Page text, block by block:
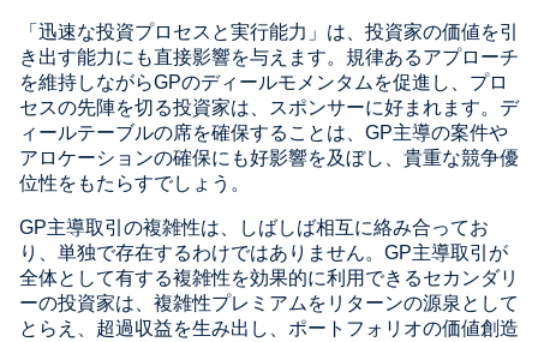
「迅速な投資プロセスと実行能力」は、投資家の価値を引
き出す能力にも直接影響を与えます。規律あるアプローチ
を維持しながらGPのディールモメンタムを促進し、プロ
セスの先陣を切る投資家は、スポンサーに好まれます。デ
ィールテーブルの席を確保することは、GP主導の案件や
アロケーションの確保にも好影響を及ぼし、貴重な競争優
位性をもたらすでしょう。
GP主導取引の複雑性は、しばしば相互に絡み合ってお
り、単独で存在するわけではありません。GP主導取引が
全体として有する複雑性を効果的に利用できるセカンダリ
ーの投資家は、複雑性プレミアムをリターンの源泉として
とらえ、超過収益を生み出し、ポートフォリオの価値創造